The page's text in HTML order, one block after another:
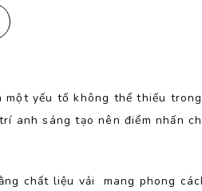
một yếu tố không thể thiếu
anh sáng tạo nên điểm nhấn
chất liệu vải mang phong